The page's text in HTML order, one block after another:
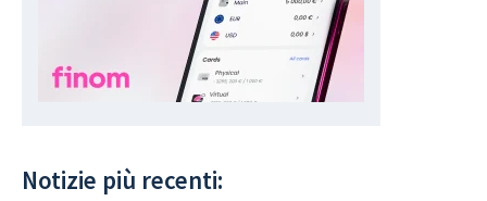
Notizie più recenti: